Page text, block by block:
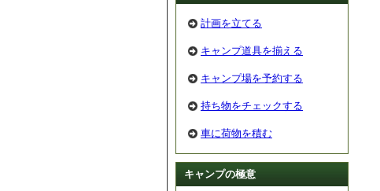
計画を立てる
キャンプ道具を揃える
キャンプ場を予約する
持ち物をチェックする
車に荷物を積む
キャンプの極意